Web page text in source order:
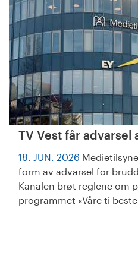
TV Vest får advarsel
18. JUN. 2026
form av advarsel for
Kanalen brøt reglene om
programmet «Våre ti